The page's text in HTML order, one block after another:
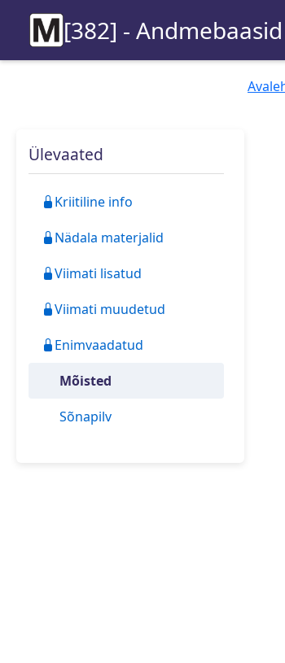
[382] -
Ülevaated
Kriitiline info
Nädala materjalid
Viimati lisatud
Viimati muudetud
Enimvaadatud
Mõisted
Sõnapilv